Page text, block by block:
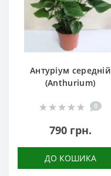
Антуріум середній
(Anthurium)
0
790 грн.
ДО КОШИКА